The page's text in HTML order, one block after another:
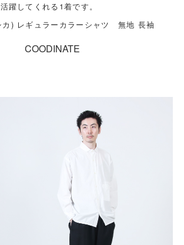
躍してくれる1着です。
) レギュラーカラーシャツ 無地 長袖
COODINATE